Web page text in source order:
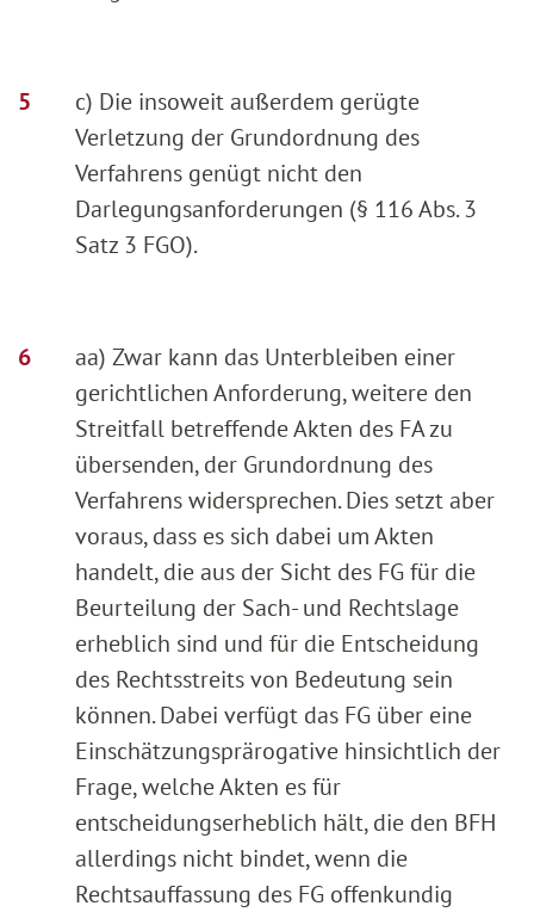
c) Die insoweit außerdem gerügte
Verletzung der Grundordnung des
Verfahrens genügt nicht den
Darlegungsanforderungen (§ 116 Abs. 3
Satz 3 FGO).
aa) Zwar kann das Unterbleiben einer
gerichtlichen Anforderung, weitere den
Streitfall betreffende Akten des FA zu
übersenden, der Grundordnung des
Verfahrens widersprechen. Dies setzt aber
voraus, dass es sich dabei um Akten
handelt, die aus der Sicht des FG für die
Beurteilung der Sach- und Rechtslage
erheblich sind und für die Entscheidung
des Rechtsstreits von Bedeutung sein
können. Dabei verfügt das FG über eine
Einschätzungsprärogative hinsichtlich der
Frage, welche Akten es für
entscheidungserheblich hält, die den BFH
allerdings nicht bindet, wenn die
Rechtsauffassung des FG offenkundig